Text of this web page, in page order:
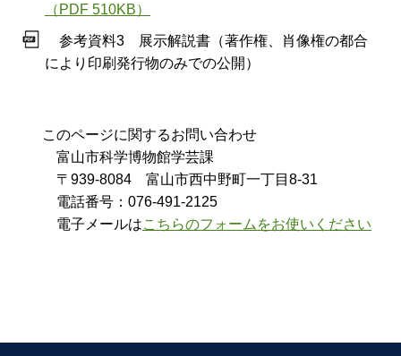
（PDF 510KB）
参考資料3 展示解説書（著作権、肖像権の都合
により印刷発行物のみでの公開）
このページに関するお問い合わせ
富山市科学博物館学芸課
〒939-8084 富山市西中野町一丁目8-31
電話番号：076-491-2125
電子メールはこちらのフォームをお使いください